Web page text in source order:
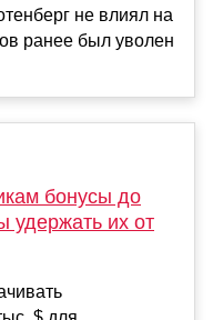
не влиял на
ранее был уволен
бонусы до
удержать их от